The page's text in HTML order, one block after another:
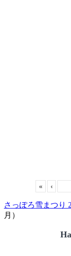
« ‹
さっぽろ雪まつり
月）